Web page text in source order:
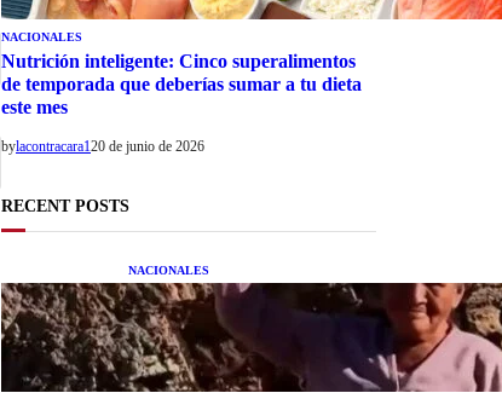
NACIONALES
Nutrición inteligente: Cinco superalimentos
de temporada que deberías sumar a tu dieta
este mes
bylacontracara120 de junio de 2026
RECENT POSTS
NACIONALES
Una mujer asegura haber
peleado con un extraterrestre
cuerpo a cuerpo